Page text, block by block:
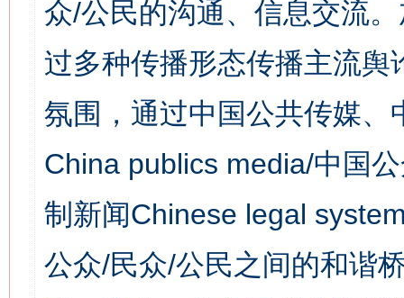
众/公民的沟通、信息交流
过多种传播形态传播主流
氛围，通过中国公共传媒
China publics media/中国
制新闻Chinese legal
公众/民众/公民之间的和谐